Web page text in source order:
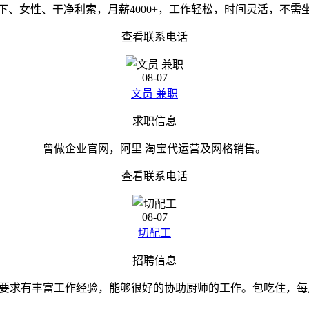
、女性、干净利索，月薪4000+，工作轻松，时间灵活，不需
查看联系电话
08-07
文员 兼职
求职信息
曾做企业官网，阿里 淘宝代运营及网格销售。
查看联系电话
08-07
切配工
招聘信息
求有丰富工作经验，能够很好的协助厨师的工作。包吃住，每